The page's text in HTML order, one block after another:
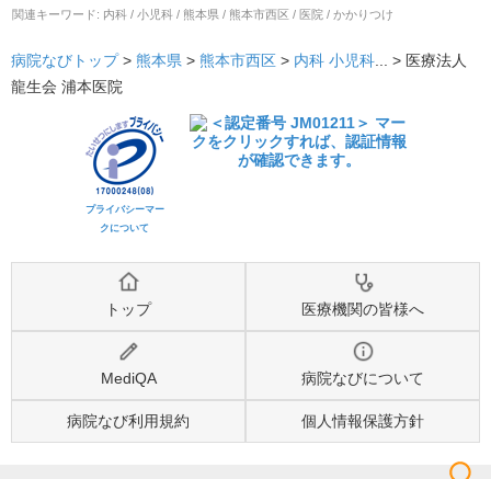
関連キーワード: 内科 / 小児科 / 熊本県 / 熊本市西区 / 医院 / かかりつけ
病院なびトップ > 熊本県 > 熊本市西区 > 内科 小児科... > 医療法人
龍生会 浦本医院
プライバシーマー
クについて
トップ 医療機関の皆様へ
MediQA 病院なびについて
病院なび利用規約 個人情報保護方針